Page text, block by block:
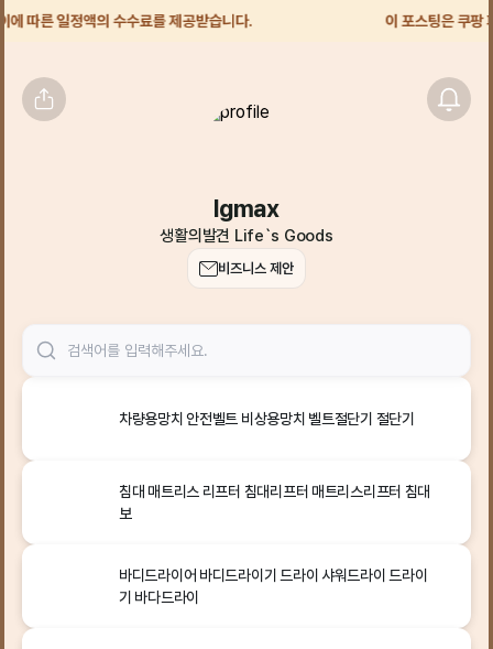
른 일정액의 수수료를 제공받습니다. 이 포스팅은 쿠팡
lgmax
생활의발견 Life`s Goods
비즈니스 제안
차량용망치 안전벨트 비상용망치 벨트절단기 절단기
침대 매트리스 리프터 침대리프터 매트리스리프터 침대
보
바디드라이어 바디드라이기 드라이 샤워드라이 드라이
기 바다드라이